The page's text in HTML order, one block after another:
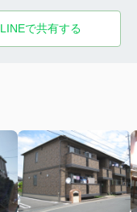
LINEで共有する